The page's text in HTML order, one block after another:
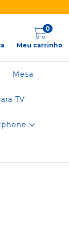
Meu carrinho
0
Mesa
TV